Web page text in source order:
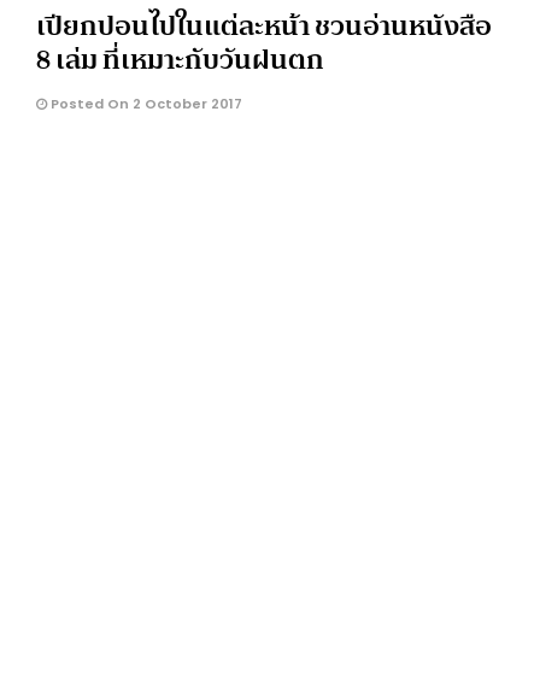
เปียกปอนไปในแต่ละหน้า ชวนอ่านหนังสือ
8 เล่ม ที่เหมาะกับวันฝนตก
Posted On 2 October 2017